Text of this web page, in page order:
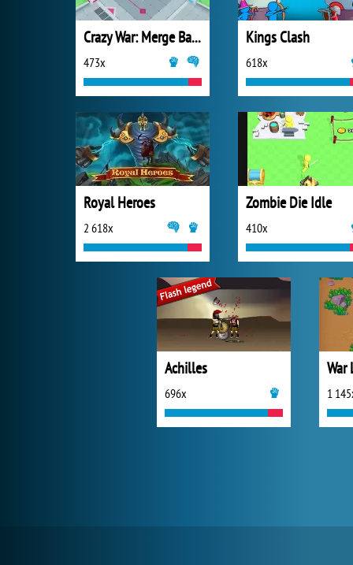
Crazy War: Merge Battle
473x
Kings Clash
618x
Royal Heroes
2 618x
Zombie Die Idle
410x
Achilles
696x
War
1